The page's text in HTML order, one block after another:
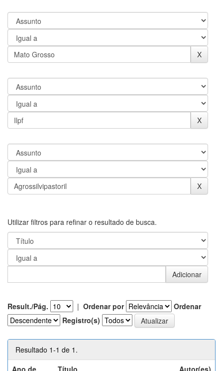
Utilizar filtros para refinar o resultado de busca.
Result./Pág. | Ordenar por
Ordenar
Registro(s)
Resultado 1-1 de 1.
Ano de
Título Autor(es)